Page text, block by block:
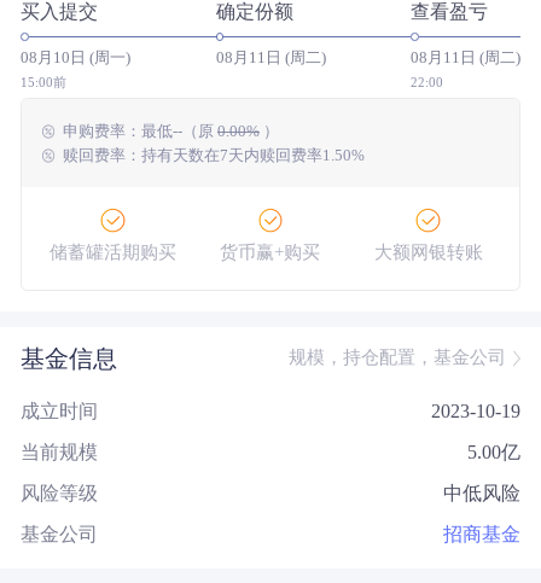
近五年 -- 0.00% --/--
今年以来 459/654
成立以来 16.68%
买入提交
08月10日 (周一)
15:00前
确定份额
08月11日 (周二)
查看盈亏
08月11日 (周二)
22:00
申购费率： 最低--（原 0.00%）
赎回费率：持有天数在7天内赎回费率1.50%
储蓄罐活期购买 货币赢+购买 大额网银转账
基金信息 规模，持仓配置，基金公司
成立时间 2023-10-19
当前规模 5.00亿
风险等级 中低风险
基金公司 招商基金